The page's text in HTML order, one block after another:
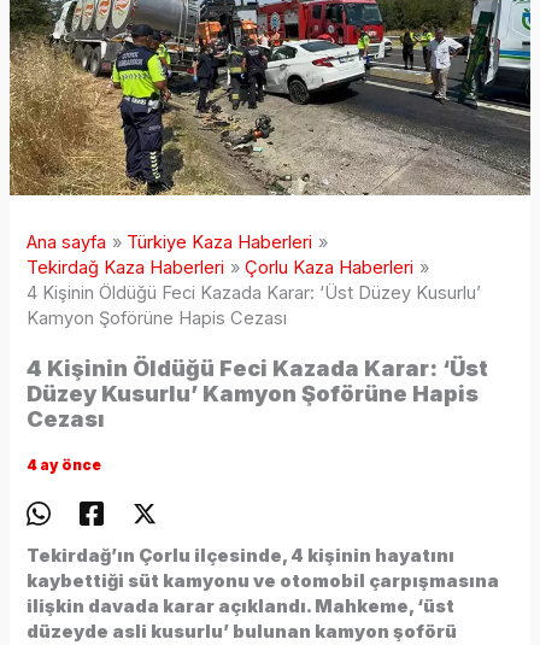
Ana sayfa
Türkiye Kaza Haberleri
Tekirdağ Kaza Haberleri
Çorlu Kaza Haberleri
4 Kişinin Öldüğü Feci Kazada Karar: ‘Üst Düzey Kusurlu’
Kamyon Şoförüne Hapis Cezası
4 Kişinin Öldüğü Feci Kazada Karar: ‘Üst
Düzey Kusurlu’ Kamyon Şoförüne Hapis
Cezası
4 ay önce
Tekirdağ’ın Çorlu ilçesinde, 4 kişinin hayatını
kaybettiği süt kamyonu ve otomobil çarpışmasına
ilişkin davada karar açıklandı. Mahkeme, ‘üst
düzeyde asli kusurlu’ bulunan kamyon şoförü